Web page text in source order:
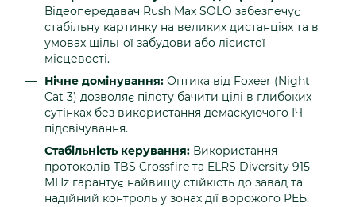
Відеопередавач Rush Max SOLO забезпечує
стабільну картинку на великих дистанціях та в
умовах щільної забудови або лісистої
місцевості.
Нічне домінування: Оптика від Foxeer (Night
Cat 3) дозволяє пілоту бачити цілі в глибоких
сутінках без використання демаскуючого ІЧ-
підсвічування.
Стабільність керування: Використання
протоколів TBS Crossfire та ELRS Diversity 915
MHz гарантує найвищу стійкість до завад та
надійний контроль у зонах дії ворожого РЕБ.